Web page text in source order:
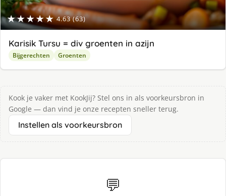
★★★★★ 4.63 (63)
Karisik Tursu = div groenten in azijn
Bijgerechten Groenten
Kook je vaker met KookJij? Stel ons in als voorkeursbron in
Google — dan vind je onze recepten sneller terug.
Instellen als voorkeursbron
💬